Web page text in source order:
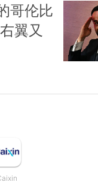
哥伦比
翼又